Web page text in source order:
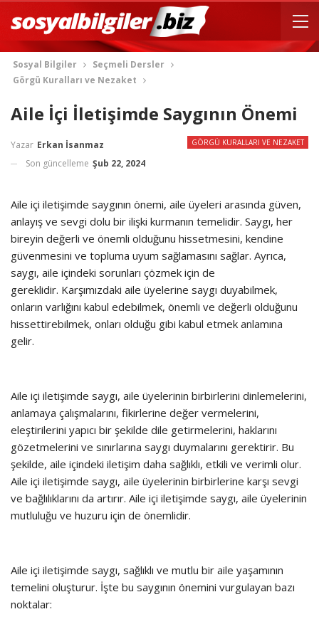
Sosyal Bilgiler
Seçmeli Dersler
Görgü Kuralları ve Nezaket
Aile İçi İletişimde Saygının Önemi
GÖRGÜ KURALLARI VE NEZAKET
Yazar Erkan İsanmaz
Son güncelleme Şub 22, 2024
Aile içi iletişimde saygının önemi, aile üyeleri arasında güven,
anlayış ve sevgi dolu bir ilişki kurmanın temelidir. Saygı, her
bireyin değerli ve önemli olduğunu hissetmesini, kendine
güvenmesini ve topluma uyum sağlamasını sağlar. Ayrıca,
saygı, aile içindeki sorunları çözmek için de
gereklidir. Karşımızdaki aile üyelerine saygı duyabilmek,
onların varlığını kabul edebilmek, önemli ve değerli olduğunu
hissettirebilmek, onları olduğu gibi kabul etmek anlamına
gelir.
Aile içi iletişimde saygı, aile üyelerinin birbirlerini dinlemelerini,
anlamaya çalışmalarını, fikirlerine değer vermelerini,
eleştirilerini yapıcı bir şekilde dile getirmelerini, haklarını
gözetmelerini ve sınırlarına saygı duymalarını gerektirir. Bu
şekilde, aile içindeki iletişim daha sağlıklı, etkili ve verimli olur.
Aile içi iletişimde saygı, aile üyelerinin birbirlerine karşı sevgi
ve bağlılıklarını da artırır. Aile içi iletişimde saygı, aile üyelerinin
mutluluğu ve huzuru için de önemlidir.
Aile içi iletişimde saygı, sağlıklı ve mutlu bir aile yaşamının
temelini oluşturur. İşte bu saygının önemini vurgulayan bazı
noktalar: